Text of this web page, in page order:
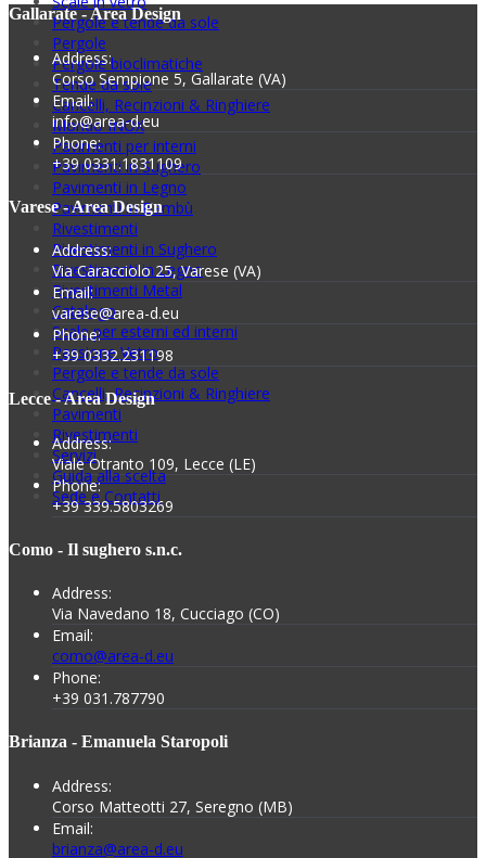
Pergole e tende da sole
Pergole
Pergole bioclimatiche
Tende da sole
Cancelli, Recinzioni & Ringhiere
Mondo INOX
Pavimenti per interni
Pavimenti in Sughero
Pavimenti in Legno
Pavimenti in Bambù
Rivestimenti
Rivestimenti in Sughero
Rivestimenti in Legno
Rivestimenti Metal
Catalogo
Scale per esterni ed interni
Passione Vetro
Pergole e tende da sole
Cancelli, Recinzioni & Ringhiere
Pavimenti
Rivestimenti
Servizi
Guida alla scelta
Sede e Contatti
Gallarate - Area Design
Address:
Corso Sempione 5, Gallarate (VA)
Email:
info@area-d.eu
Phone:
+39 0331.1831109
Varese - Area Design
Address:
Via Caracciolo 25, Varese (VA)
Email:
varese@area-d.eu
Phone:
+39 0332.231198
Lecce - Area Design
Address:
Viale Otranto 109, Lecce (LE)
Phone:
+39 339.5803269
Como - Il sughero s.n.c.
Address:
Via Navedano 18, Cucciago (CO)
Email:
como@area-d.eu
Phone:
+39 031.787790
Brianza - Emanuela Staropoli
Address:
Corso Matteotti 27, Seregno (MB)
Email:
brianza@area-d.eu